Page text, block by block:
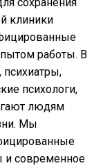
сохранения
клиники
работы. В
психиатры,
психологи,
людям
Мы
и современное